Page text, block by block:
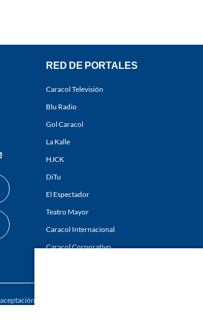
youtube-
RED DE PORTALES
Caracol Televisión
Blu Radio
Gol Caracol
La Kalle
HJCK
DiTu
El Espectador
Teatro Mayor
Caracol Internacional
Caracol Corporativo
de los